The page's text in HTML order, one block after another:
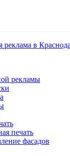
рекламы
печать
фасадов